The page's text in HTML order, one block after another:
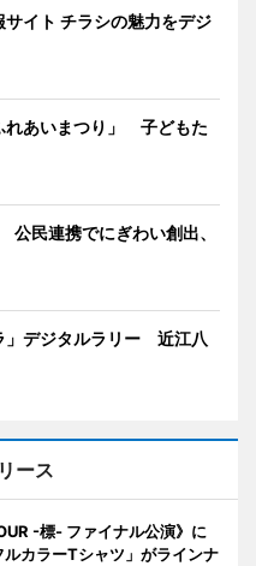
イト チラシの魅力をデジ
れあいまつり」 子どもた
民連携でにぎわい創出、
」デジタルラリー 近江八
ース
-標- ファイナル公演》に
カラーTシャツ」がラインナ